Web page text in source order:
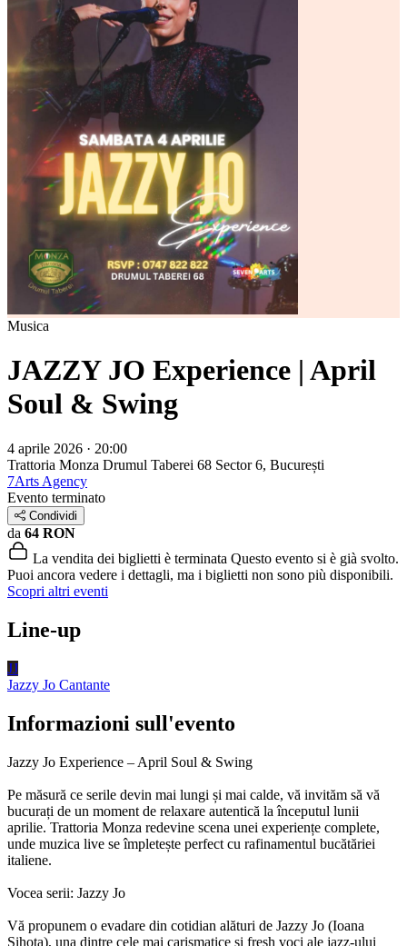
Musica
JAZZY JO Experience | April
Soul & Swing
4 aprile 2026 · 20:00
Trattoria Monza Drumul Taberei 68 Sector 6, București
7Arts Agency
Evento terminato
Condividi
da 64 RON
La vendita dei biglietti è terminata Questo evento si è già svolto.
Puoi ancora vedere i dettagli, ma i biglietti non sono più disponibili.
Scopri altri eventi
Line-up
JJ
Jazzy Jo Cantante
Informazioni sull'evento
Jazzy Jo Experience – April Soul & Swing
Pe măsură ce serile devin mai lungi și mai calde, vă invităm să vă
bucurați de un moment de relaxare autentică la începutul lunii
aprilie. Trattoria Monza redevine scena unei experiențe complete,
unde muzica live se împletește perfect cu rafinamentul bucătăriei
italiene.
Vocea serii: Jazzy Jo
Vă propunem o evadare din cotidian alături de Jazzy Jo (Ioana
Sihota), una dintre cele mai carismatice și fresh voci ale jazz-ului